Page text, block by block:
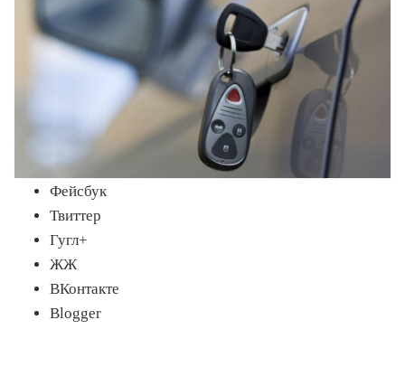
Фейсбук
Твиттер
Гугл+
ЖЖ
ВКонтакте
Blogger